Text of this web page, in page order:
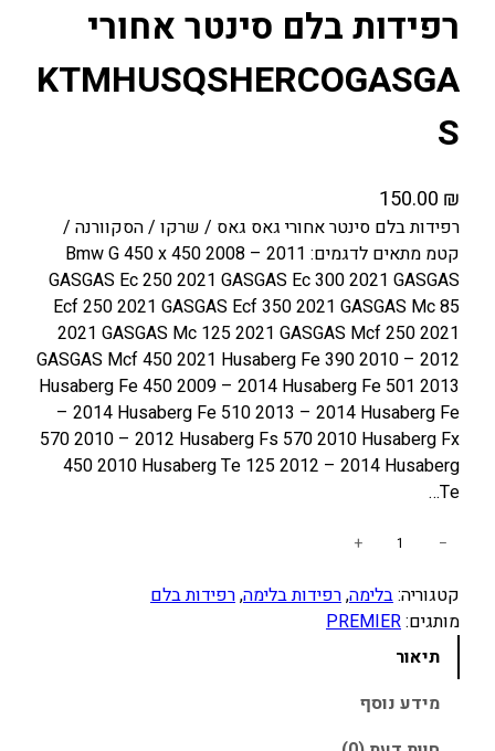
רפידות בלם סינטר אחורי
KTMHUSQSHERCOGASGA
S
150.00 ₪
רפידות בלם סינטר אחורי גאס גאס / שרקו / הסקוורנה /
קטמ מתאים לדגמים: Bmw G 450 x 450 2008 – 2011
GASGAS Ec 250 2021 GASGAS Ec 300 2021 GASGAS
Ecf 250 2021 GASGAS Ecf 350 2021 GASGAS Mc 85
2021 GASGAS Mc 125 2021 GASGAS Mcf 250 2021
GASGAS Mcf 450 2021 Husaberg Fe 390 2010 – 2012
Husaberg Fe 450 2009 – 2014 Husaberg Fe 501 2013
– 2014 Husaberg Fe 510 2013 – 2014 Husaberg Fe
570 2010 – 2012 Husaberg Fs 570 2010 Husaberg Fx
450 2010 Husaberg Te 125 2012 – 2014 Husaberg
Te…
ו
ת
ל
−
+
קטגוריה:בלימה, רפידות בלימה, רפידות בלם
מותגים:PREMIER
תיאור
מידע נוסף